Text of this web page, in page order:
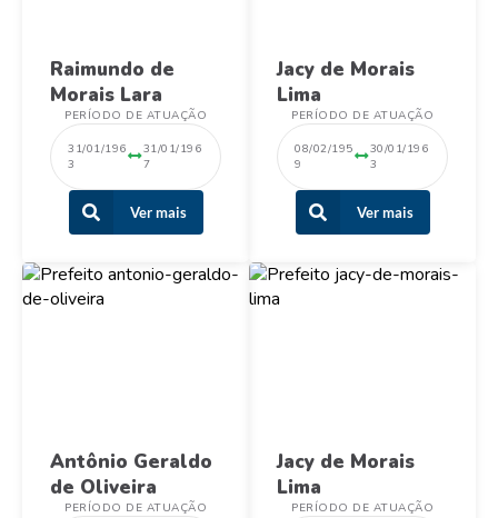
Raimundo de
Morais Lara
PERÍODO DE ATUAÇÃO
31/01/196
3
31/01/196
7
Ver mais
Jacy de Morais
Lima
PERÍODO DE ATUAÇÃO
08/02/195
9
30/01/196
3
Ver mais
Antônio Geraldo
de Oliveira
PERÍODO DE ATUAÇÃO
Jacy de Morais
Lima
PERÍODO DE ATUAÇÃO